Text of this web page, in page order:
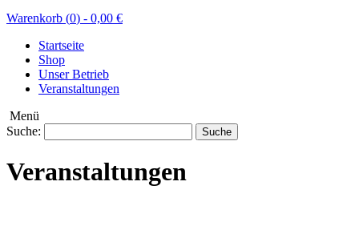
Warenkorb (0) - 0,00 €
Startseite
Shop
Unser Betrieb
Veranstaltungen
Menü
Suche:
Suche
Veranstaltungen